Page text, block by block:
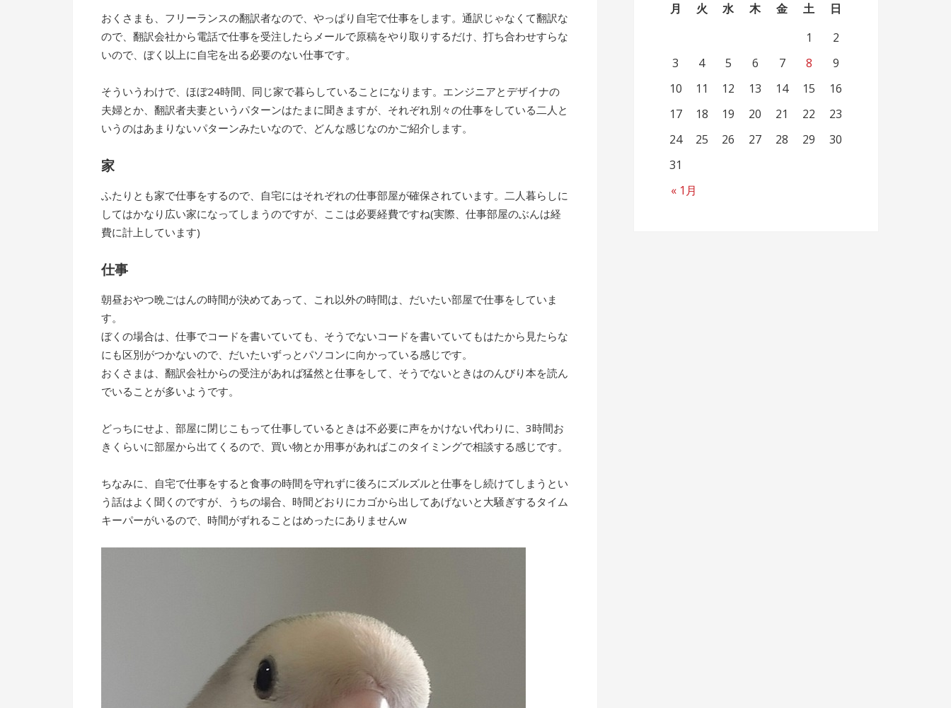
おくさまも、フリーランスの翻訳者なので、やっぱり自宅で仕事をします。通訳じゃなくて翻訳な
ので、翻訳会社から電話で仕事を受注したらメールで原稿をやり取りするだけ、打ち合わせすらな
いので、ぼく以上に自宅を出る必要のない仕事です。
そういうわけで、ほぼ24時間、同じ家で暮らしていることになります。エンジニアとデザイナの
夫婦とか、翻訳者夫妻というパターンはたまに聞きますが、それぞれ別々の仕事をしている二人と
いうのはあまりないパターンみたいなので、どんな感じなのかご紹介します。
家
ふたりとも家で仕事をするので、自宅にはそれぞれの仕事部屋が確保されています。二人暮らしに
してはかなり広い家になってしまうのですが、ここは必要経費ですね(実際、仕事部屋のぶんは経
費に計上しています)
仕事
朝昼おやつ晩ごはんの時間が決めてあって、これ以外の時間は、だいたい部屋で仕事をしていま
す。
ぼくの場合は、仕事でコードを書いていても、そうでないコードを書いていてもはたから見たらな
にも区別がつかないので、だいたいずっとパソコンに向かっている感じです。
おくさまは、翻訳会社からの受注があれば猛然と仕事をして、そうでないときはのんびり本を読ん
でいることが多いようです。
どっちにせよ、部屋に閉じこもって仕事しているときは不必要に声をかけない代わりに、3時間お
きくらいに部屋から出てくるので、買い物とか用事があればこのタイミングで相談する感じです。
ちなみに、自宅で仕事をすると食事の時間を守れずに後ろにズルズルと仕事をし続けてしまうとい
う話はよく聞くのですが、うちの場合、時間どおりにカゴから出してあげないと大騒ぎするタイム
キーパーがいるので、時間がずれることはめったにありませんw
月 火 水 木 金 土 日
« 1月
1
2
3
4 5 6 7 8
9
10
11 12 13 14 15
16
17
18 19 20 21 22
23
24
25 26 27 28 29
30
31